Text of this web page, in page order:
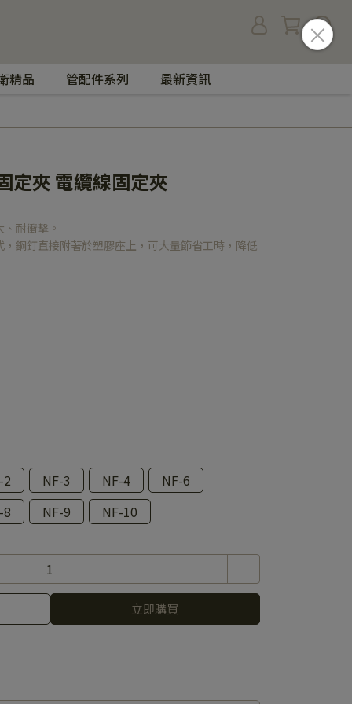
精品 管配件系列 最新資訊
定夾 電纜線固定夾
耐衝擊。
鋼釘直接附著於塑膠座上，可大量節省工時，降低
2 NF-3 NF-4
NF-6
8
NF-9 NF-10
立即購買